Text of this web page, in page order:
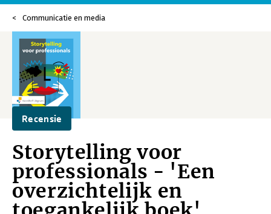
Communicatie en media
Recensie
Storytelling voor
professionals - 'Een
overzichtelijk en